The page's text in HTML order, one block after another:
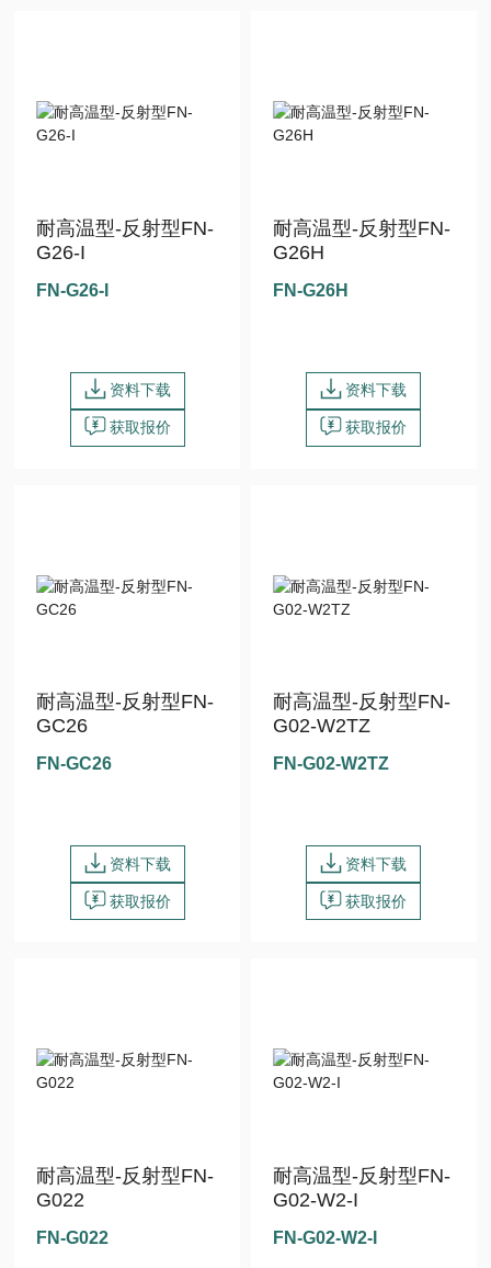
耐高温型-反射型FN-
G26-I
FN-G26-I
资料下载
获取报价
耐高温型-反射型FN-
G26H
FN-G26H
资料下载
获取报价
耐高温型-反射型FN-
GC26
FN-GC26
资料下载
获取报价
耐高温型-反射型FN-
G02-W2TZ
FN-G02-W2TZ
资料下载
获取报价
耐高温型-反射型FN-
G022
FN-G022
耐高温型-反射型FN-
G02-W2-I
FN-G02-W2-I